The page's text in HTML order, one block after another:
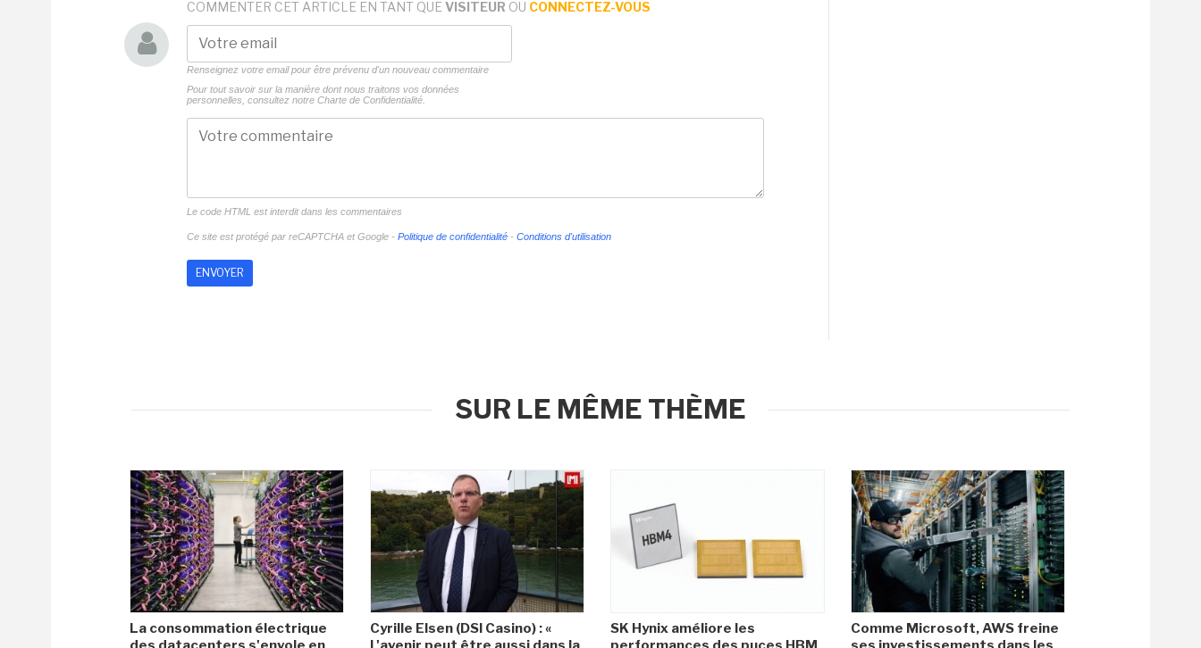
COMMENTER CET ARTICLE EN TANT QUE VISITEUR OU CONNECTEZ-VOUS
Renseignez votre email pour être prévenu d'un nouveau commentaire
Pour tout savoir sur la manière dont nous traitons vos données
personnelles, consultez notre Charte de Confidentialité.
Le code HTML est interdit dans les commentaires
Ce site est protégé par reCAPTCHA et Google - Politique de confidentialité - Conditions d'utilisation
SUR LE MÊME THÈME
La consommation électrique
Cyrille Elsen (DSI Casino) : «
SK Hynix améliore les
Comme Microsoft, AWS freine